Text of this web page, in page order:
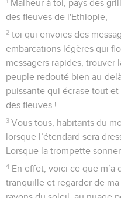
desséché, les roseaux et
7 Tout le paysage sera nu le
embouchure ; tout ce qui
desséchera, se
8 Les pêcheurs gémiront,
dans le Nil seront dans le
à la surface de l’eau
blanches seront couverts
Les soutiens du pays
Les princes de Tsoan
conseillers du pharaon